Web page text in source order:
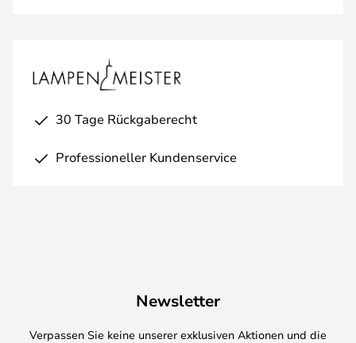
30 Tage Rückgaberecht
Professioneller Kundenservice
Newsletter
Verpassen Sie keine unserer exklusiven Aktionen und die